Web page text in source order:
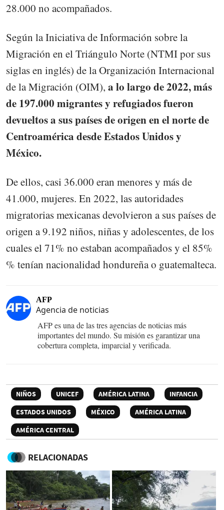
28.000 no acompañados.
Según la Iniciativa de Información sobre la
Migración en el Triángulo Norte (NTMI por sus
siglas en inglés) de la Organización Internacional
de la Migración (OIM), a lo largo de 2022, más
de 197.000 migrantes y refugiados fueron
devueltos a sus países de origen en el norte de
Centroamérica desde Estados Unidos y
México.
De ellos, casi 36.000 eran menores y más de
41.000, mujeres. En 2022, las autoridades
migratorias mexicanas devolvieron a sus países de
origen a 9.192 niños, niñas y adolescentes, de los
cuales el 71% no estaban acompañados y el 85%
% tenían nacionalidad hondureña o guatemalteca.
AFP
Agencia de noticias
AFP es una de las tres agencias de noticias más
importantes del mundo. Su misión es garantizar una
cobertura completa, imparcial y verificada.
NIÑOS UNICEF AMÉRICA LATINA
INFANCIA
ESTADOS UNIDOS
MÉXICO
AMÉRICA LATINA
AMÉRICA CENTRAL
RELACIONADAS